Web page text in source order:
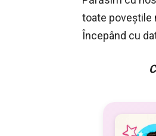
toate poveștile
Începând cu